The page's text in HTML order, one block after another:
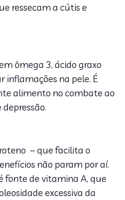
ressecam a cútis e
ômega 3, ácido graxo
inflamações na pele. É
alimento no combate ao
depressão.
– que facilita o
não param por aí.
fonte de vitamina A, que
excessiva da